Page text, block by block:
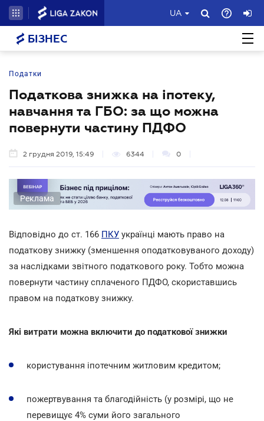
UA
БІЗНЕС
Податки
Податкова знижка на іпотеку,
навчання та ГБО: за що можна
повернути частину ПДФО
2 грудня 2019, 15:49 6344 0
Реклама
Відповідно до ст. 166 ПКУ українці мають право на
податкову знижку (зменшення оподатковуваного доходу)
за наслідками звітного податкового року. Тобто можна
повернути частину сплаченого ПДФО, скориставшись
правом на податкову знижку.
Які витрати можна включити до податкової знижки
користування іпотечним житловим кредитом;
пожертвування та благодійність (у розмірі, що не
перевищує 4% суми його загального